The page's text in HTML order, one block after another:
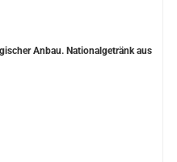
Anbau. Nationalgetränk aus